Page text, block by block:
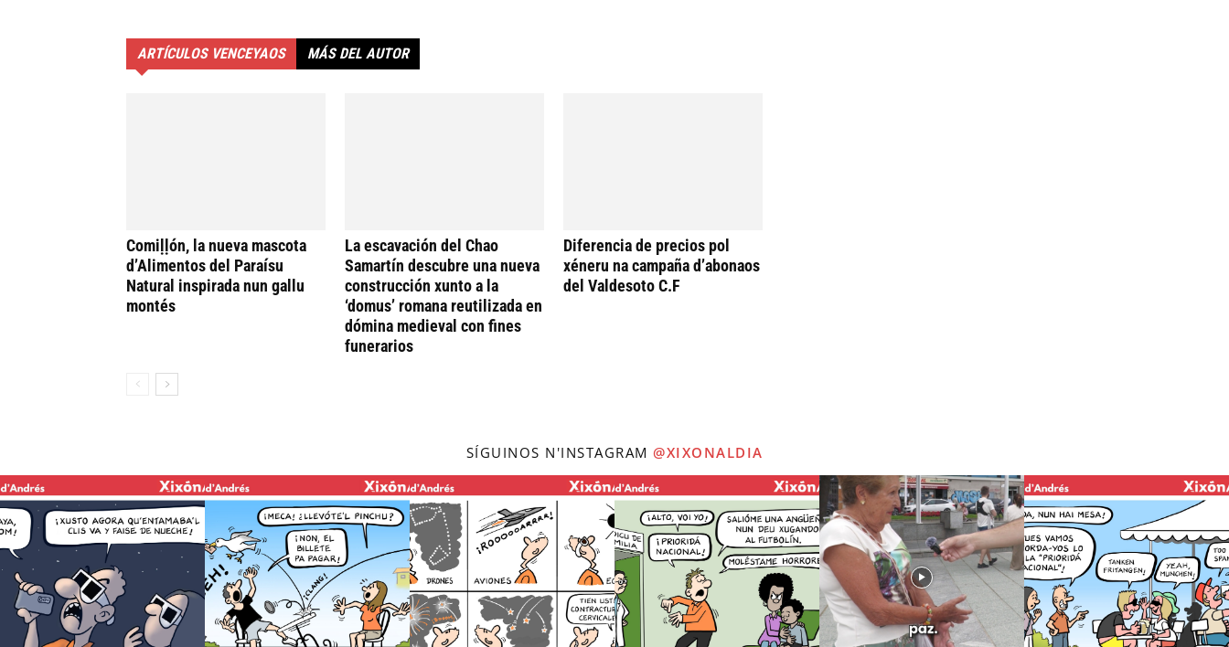
ARTÍCULOS VENCEYAOS MÁS DEL AUTOR
Comiḷḷón, la nueva mascota
d’Alimentos del Paraísu
Natural inspirada nun gallu
montés
La escavación del Chao
Samartín descubre una nueva
construcción xunto a la
‘domus’ romana reutilizada en
dómina medieval con fines
funerarios
Diferencia de precios pol
xéneru na campaña d’abonaos
del Valdesoto C.F
SÍGUINOS N'INSTAGRAM @XIXONALDIA